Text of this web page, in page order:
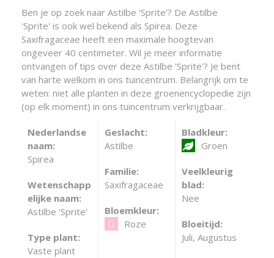
Ben je op zoek naar Astilbe 'Sprite'? De Astilbe
'Sprite' is ook wel bekend als Spirea. Deze
Saxifragaceae heeft een maximale hoogtevan
ongeveer 40 centimeter. Wil je meer informatie
ontvangen of tips over deze Astilbe 'Sprite'? Je bent
van harte welkom in ons tuincentrum. Belangrijk om te
weten: niet alle planten in deze groenencyclopedie zijn
(op elk moment) in ons tuincentrum verkrijgbaar.
Nederlandse
naam:
Spirea
Wetenschapp
elijke naam:
Astilbe 'Sprite'
Type plant:
Vaste plant
Geslacht:
Astilbe
Familie:
Saxifragaceae
Bloemkleur:
Roze
Bladkleur:
Groen
Veelkleurig
blad:
Nee
Bloeitijd:
Juli, Augustus